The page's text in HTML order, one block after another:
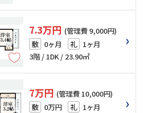
7.3万円 (管理費 9,000円)
敷 0ヶ月 礼 1ヶ月
3階 / 1DK / 23.90㎡
7万円 (管理費 10,000円)
敷 0万円 礼 1ヶ月